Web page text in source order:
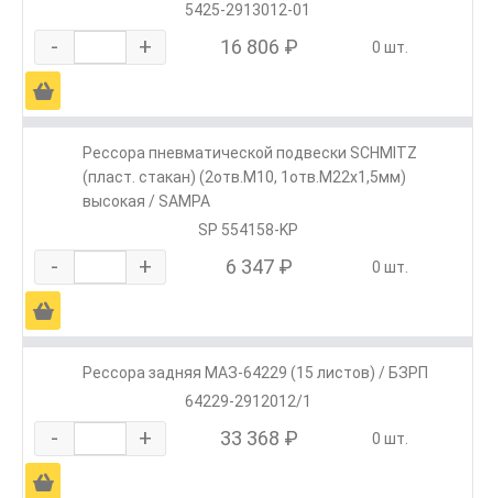
5425-2913012-01
- + 16 806 ₽ 0 шт.
Ä
Рессора пневматической подвески SCHMITZ
(пласт. стакан) (2отв.M10, 1отв.M22х1,5мм)
высокая / SAMPA
SP 554158-KP
- + 6 347 ₽ 0 шт.
Ä
Рессора задняя МАЗ-64229 (15 листов) / БЗРП
64229-2912012/1
- + 33 368 ₽ 0 шт.
Ä